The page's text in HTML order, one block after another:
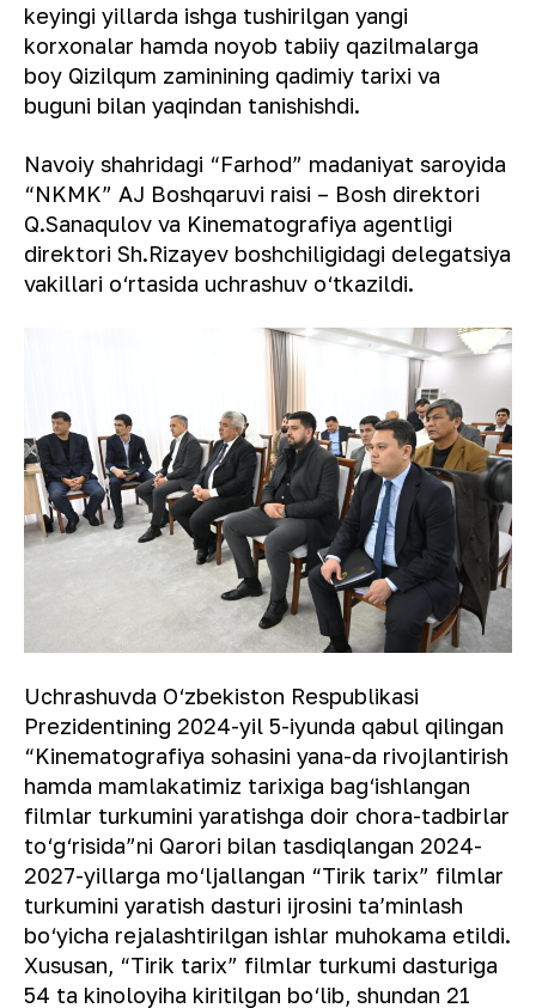
keyingi yillarda ishga tushirilgan yangi
korxonalar hamda noyob tabiiy qazilmalarga
boy Qizilqum zaminining qadimiy tarixi va
buguni bilan yaqindan tanishishdi.
Navoiy shahridagi “Farhod” madaniyat saroyida
“NKMK” AJ Boshqaruvi raisi – Bosh direktori
Q.Sanaqulov va Kinematografiya agentligi
direktori Sh.Rizayev boshchiligidagi delegatsiya
vakillari o‘rtasida uchrashuv o‘tkazildi.
Uchrashuvda O‘zbekiston Respublikasi
Prezidentining 2024-yil 5-iyunda qabul qilingan
“Kinematografiya sohasini yana-da rivojlantirish
hamda mamlakatimiz tarixiga bag‘ishlangan
filmlar turkumini yaratishga doir chora-tadbirlar
to‘g‘risida”ni Qarori bilan tasdiqlangan 2024-
2027-yillarga mo‘ljallangan “Tirik tarix” filmlar
turkumini yaratish dasturi ijrosini taʼminlash
bo‘yicha rejalashtirilgan ishlar muhokama etildi.
Xususan, “Tirik tarix” filmlar turkumi dasturiga
54 ta kinoloyiha kiritilgan bo‘lib, shundan 21